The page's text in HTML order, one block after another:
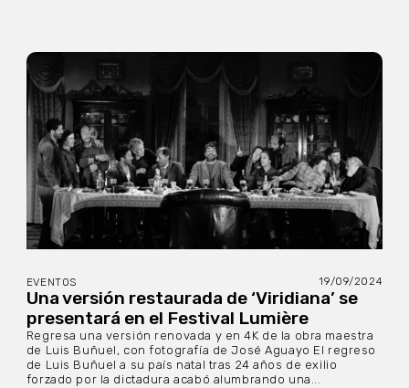
EVENTOS 19/09/2024
Una versión restaurada de ‘Viridiana’ se
presentará en el Festival Lumière
Regresa una versión renovada y en 4K de la obra maestra
de Luis Buñuel, con fotografía de José Aguayo El regreso
de Luis Buñuel a su país natal tras 24 años de exilio
forzado por la dictadura acabó alumbrando una...